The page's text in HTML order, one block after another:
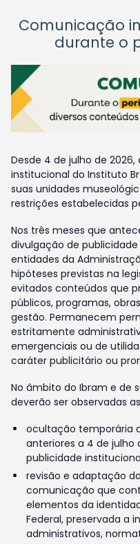
Comunicação
durante o
Desde 4 de julho de
institucional do Instituto
suas unidades
restrições estabelecidas
Nos três meses que
divulgação de
entidades da
hipóteses previstas na
evitados conteúdos que
públicos, programas,
gestão. Permanecem
estritamente
emergenciais ou de
caráter publicitário ou
No âmbito do Ibram e de
deverão ser observadas
ocultação temporária
anteriores a 4 de julho
publicidade
revisão e adaptação
comunicação que
elementos da
Federal, preservada a
administrativos,